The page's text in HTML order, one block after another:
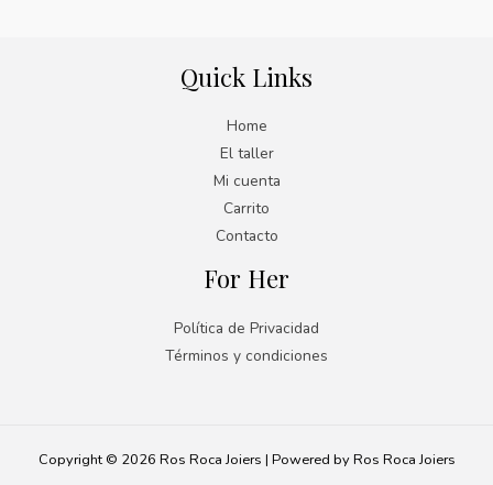
Quick Links
Home
El taller
Mi cuenta
Carrito
Contacto
For Her
Política de Privacidad
Términos y condiciones
Copyright © 2026 Ros Roca Joiers | Powered by Ros Roca Joiers